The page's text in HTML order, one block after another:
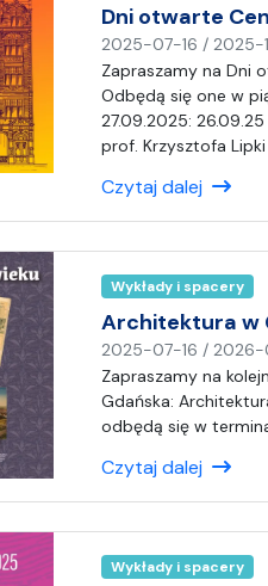
Dni otwarte
2025-07-16 / 2025-
Zapraszamy na Dni
Odbędą się one w
27.09.2025: 26.09.25
prof. Krzysztofa Lipki
Czytaj dalej
Wykłady i spacery
Architektura w
2025-07-16 / 2026-
Zapraszamy na
Gdańska:
odbędą się w
Czytaj dalej
Wykłady i spacery